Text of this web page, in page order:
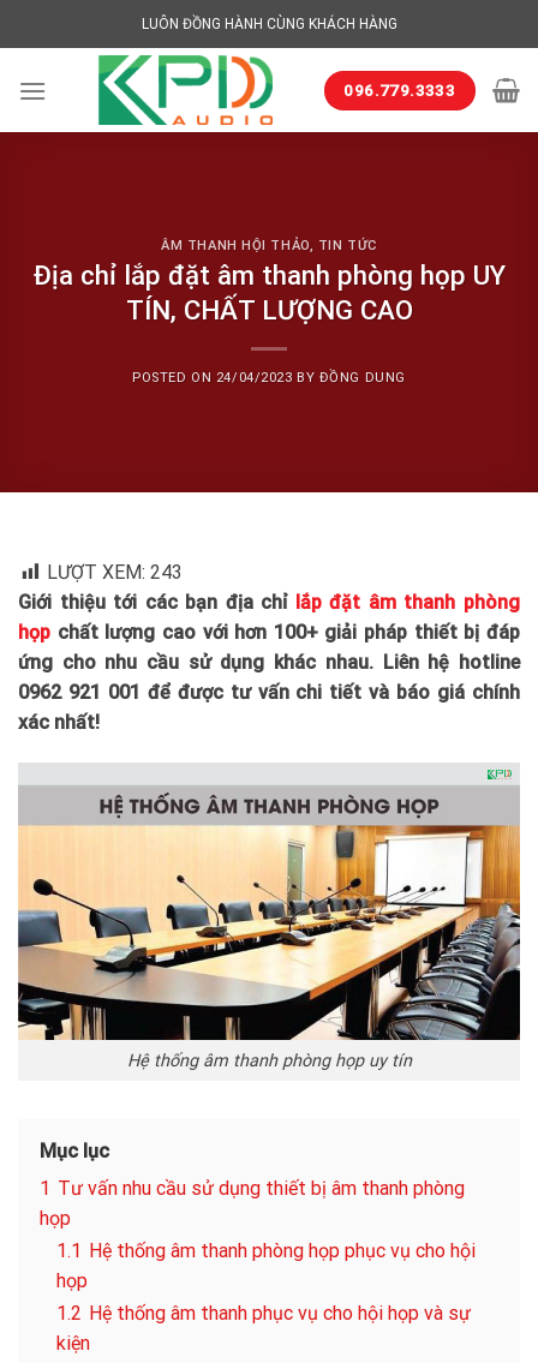
to
LUÔN ĐỒNG HÀNH CÙNG KHÁCH HÀNG
096.779.3333
ÂM THANH HỘI THẢO, TIN TỨC
Địa chỉ lắp đặt âm thanh phòng họp UY
TÍN, CHẤT LƯỢNG CAO
POSTED ON 24/04/2023 BY ĐỒNG DUNG
LƯỢT XEM: 243
Giới thiệu tới các bạn địa chỉ lắp đặt âm thanh phòng
họp chất lượng cao với hơn 100+ giải pháp thiết bị đáp
ứng cho nhu cầu sử dụng khác nhau. Liên hệ hotline
0962 921 001 để được tư vấn chi tiết và báo giá chính
xác nhất!
Hệ thống âm thanh phòng họp uy tín
Mục lục
1 Tư vấn nhu cầu sử dụng thiết bị âm thanh phòng
họp
1.1
Hệ thống âm thanh phòng họp phục vụ cho hội
họp
1.2 Hệ thống âm thanh phục vụ cho hội họp và sự
kiện